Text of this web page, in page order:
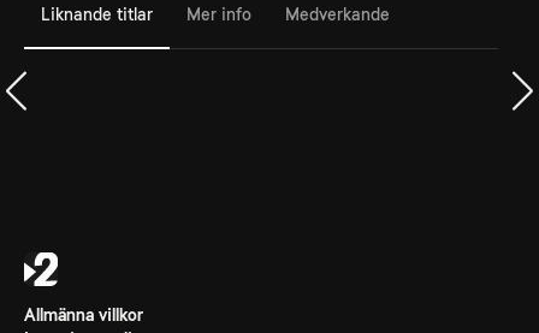
Liknande titlar Mer info Medverkande
Allmänna villkor